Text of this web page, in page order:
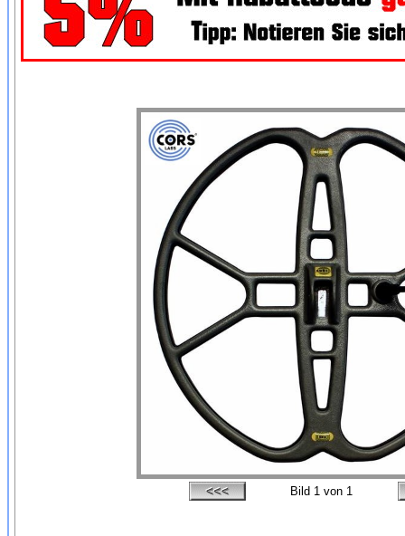
Bild 1 von 1